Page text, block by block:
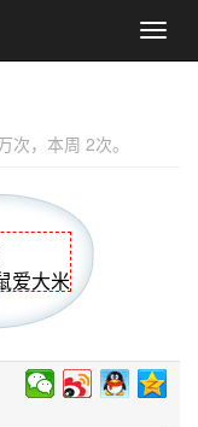
，本周 2次。
爱大米